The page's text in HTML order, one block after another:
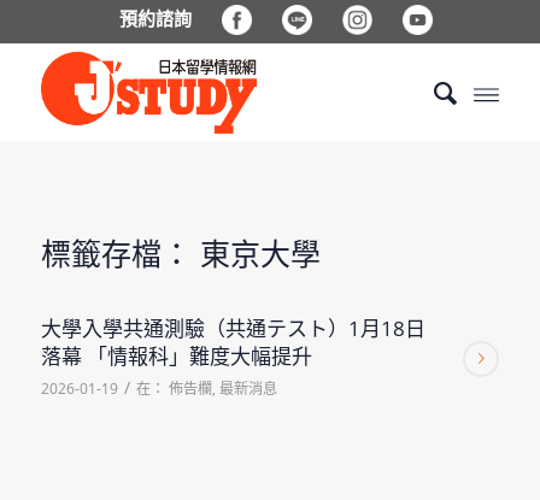
預約諮詢
標籤存檔： 東京大學
大學入學共通測驗（共通テスト）1月18日
落幕 「情報科」難度大幅提升
2026-01-19 / 在： 佈告欄, 最新消息